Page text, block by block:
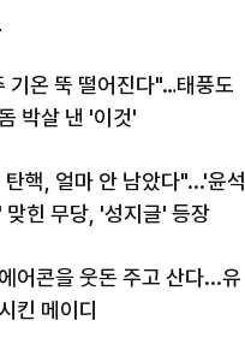
기온 뚝 떨어진다"…태풍도
박살 낸 '이것'
탄핵, 얼마 안 남았다"...'윤석
맞힌 무당, '성지글' 등장
어콘을 웃돈 주고 산다...유
킨 메이디